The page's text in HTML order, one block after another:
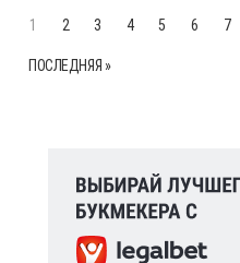
1 2 3 4 5 6 7
ПОСЛЕДНЯЯ »